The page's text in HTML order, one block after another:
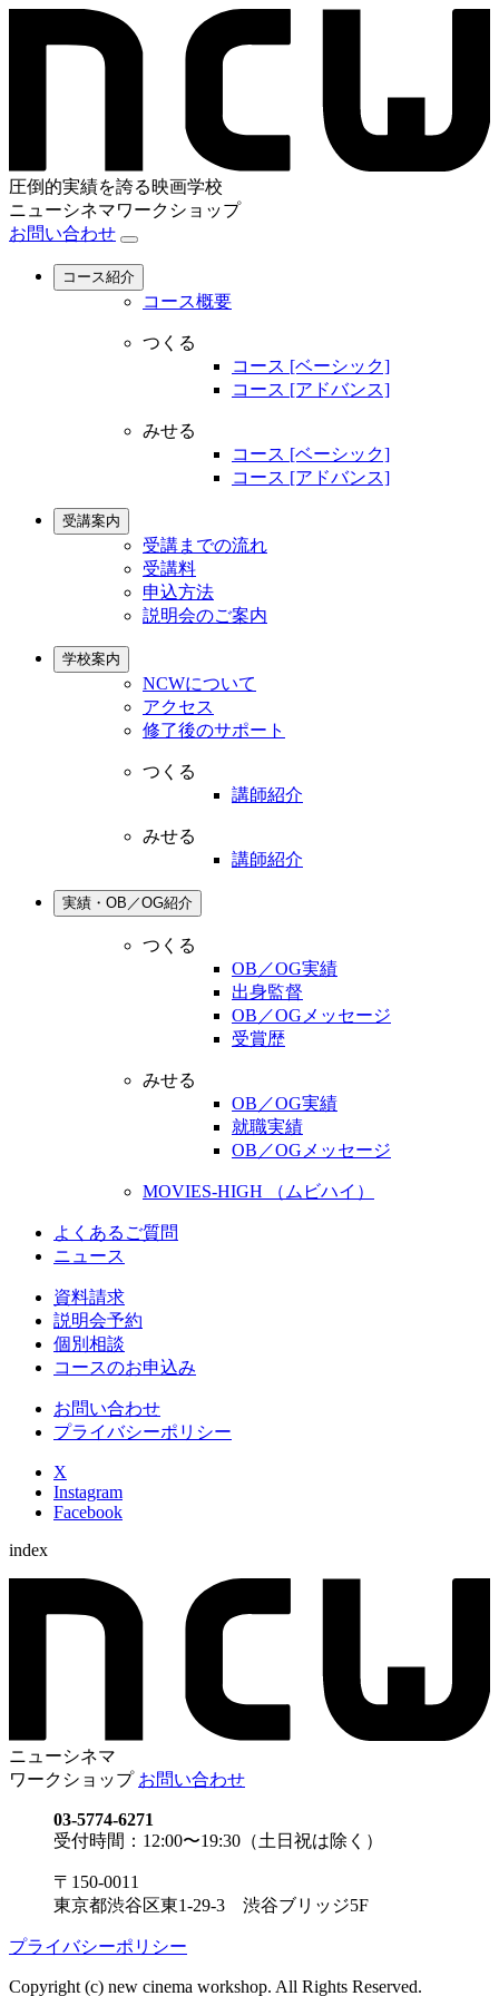
圧倒的実績を誇る映画学校
ニューシネマワークショップ
お問い合わせ
コース紹介
コース概要
つくる
コース [ベーシック]
コース [アドバンス]
みせる
コース [ベーシック]
コース [アドバンス]
受講案内
受講までの流れ
受講料
申込方法
説明会のご案内
学校案内
NCWについて
アクセス
修了後のサポート
つくる
講師紹介
みせる
講師紹介
実績・OB／OG紹介
つくる
OB／OG実績
出身監督
OB／OGメッセージ
受賞歴
みせる
OB／OG実績
就職実績
OB／OGメッセージ
MOVIES-HIGH （ムビハイ）
よくあるご質問
ニュース
資料請求
説明会予約
個別相談
コースのお申込み
お問い合わせ
プライバシーポリシー
X
Instagram
Facebook
index
ニューシネマ
ワークショップ お問い合わせ
03-5774-6271
受付時間：12:00〜19:30（土日祝は除く）
〒150-0011
東京都渋谷区東1-29-3 渋谷ブリッジ5F
プライバシーポリシー
Copyright (c) new cinema workshop. All Rights Reserved.